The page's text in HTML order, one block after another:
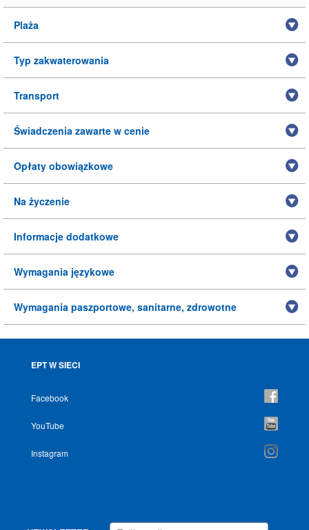
Plaża
Typ zakwaterowania
Transport
Świadczenia zawarte w cenie
Opłaty obowiązkowe
Na życzenie
Informacje dodatkowe
Wymagania językowe
Wymagania paszportowe, sanitarne, zdrowotne
EPT W SIECI
Facebook
YouTube
Instagram